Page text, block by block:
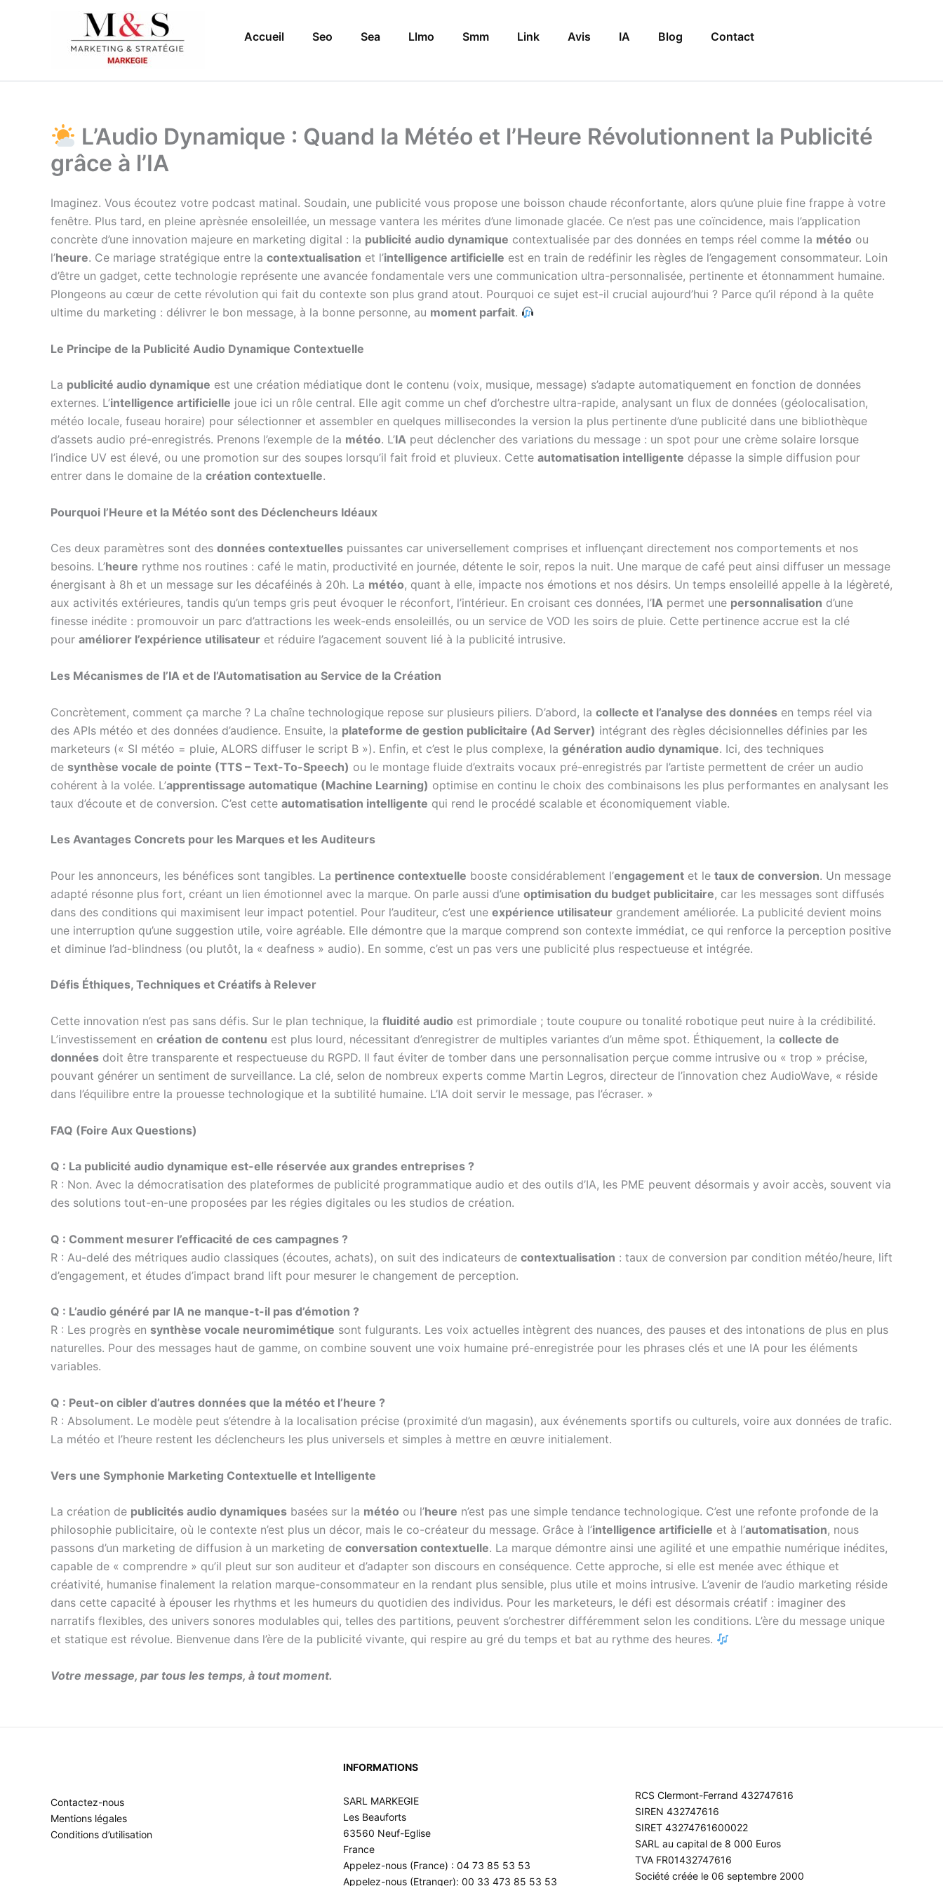
Accueil Seo Sea Llmo Smm Link Avis IA Blog Contact
L’Audio Dynamique : Quand la Météo et l’Heure Révolutionnent la Publicité
grâce à l’IA
Imaginez. Vous écoutez votre podcast matinal. Soudain, une publicité vous propose une boisson chaude réconfortante, alors qu’une pluie fine frappe à votre
fenêtre. Plus tard, en pleine aprèsnée ensoleillée, un message vantera les mérites d’une limonade glacée. Ce n’est pas une coïncidence, mais l’application
concrète d’une innovation majeure en marketing digital : la publicité audio dynamique contextualisée par des données en temps réel comme la météo ou
l’heure. Ce mariage stratégique entre la contextualisation et l’intelligence artificielle est en train de redéfinir les règles de l’engagement consommateur. Loin
d’être un gadget, cette technologie représente une avancée fondamentale vers une communication ultra-personnalisée, pertinente et étonnamment humaine.
Plongeons au cœur de cette révolution qui fait du contexte son plus grand atout. Pourquoi ce sujet est-il crucial aujourd’hui ? Parce qu’il répond à la quête
ultime du marketing : délivrer le bon message, à la bonne personne, au moment parfait.
Le Principe de la Publicité Audio Dynamique Contextuelle
La publicité audio dynamique est une création médiatique dont le contenu (voix, musique, message) s’adapte automatiquement en fonction de données
externes. L’intelligence artificielle joue ici un rôle central. Elle agit comme un chef d’orchestre ultra-rapide, analysant un flux de données (géolocalisation,
météo locale, fuseau horaire) pour sélectionner et assembler en quelques millisecondes la version la plus pertinente d’une publicité dans une bibliothèque
d’assets audio pré-enregistrés. Prenons l’exemple de la météo. L’IA peut déclencher des variations du message : un spot pour une crème solaire lorsque
l’indice UV est élevé, ou une promotion sur des soupes lorsqu’il fait froid et pluvieux. Cette automatisation intelligente dépasse la simple diffusion pour
entrer dans le domaine de la création contextuelle.
Pourquoi l’Heure et la Météo sont des Déclencheurs Idéaux
Ces deux paramètres sont des données contextuelles puissantes car universellement comprises et influençant directement nos comportements et nos
besoins. L’heure rythme nos routines : café le matin, productivité en journée, détente le soir, repos la nuit. Une marque de café peut ainsi diffuser un message
énergisant à 8h et un message sur les décaféinés à 20h. La météo, quant à elle, impacte nos émotions et nos désirs. Un temps ensoleillé appelle à la légèreté,
aux activités extérieures, tandis qu’un temps gris peut évoquer le réconfort, l’intérieur. En croisant ces données, l’IA permet une personnalisation d’une
finesse inédite : promouvoir un parc d’attractions les week-ends ensoleillés, ou un service de VOD les soirs de pluie. Cette pertinence accrue est la clé
pour améliorer l’expérience utilisateur et réduire l’agacement souvent lié à la publicité intrusive.
Les Mécanismes de l’IA et de l’Automatisation au Service de la Création
Concrètement, comment ça marche ? La chaîne technologique repose sur plusieurs piliers. D’abord, la collecte et l’analyse des données en temps réel via
des APIs météo et des données d’audience. Ensuite, la plateforme de gestion publicitaire (Ad Server) intégrant des règles décisionnelles définies par les
marketeurs (« SI météo = pluie, ALORS diffuser le script B »). Enfin, et c’est le plus complexe, la génération audio dynamique. Ici, des techniques
de synthèse vocale de pointe (TTS – Text-To-Speech) ou le montage fluide d’extraits vocaux pré-enregistrés par l’artiste permettent de créer un audio
cohérent à la volée. L’apprentissage automatique (Machine Learning) optimise en continu le choix des combinaisons les plus performantes en analysant les
taux d’écoute et de conversion. C’est cette automatisation intelligente qui rend le procédé scalable et économiquement viable.
Les Avantages Concrets pour les Marques et les Auditeurs
Pour les annonceurs, les bénéfices sont tangibles. La pertinence contextuelle booste considérablement l’engagement et le taux de conversion. Un message
adapté résonne plus fort, créant un lien émotionnel avec la marque. On parle aussi d’une optimisation du budget publicitaire, car les messages sont diffusés
dans des conditions qui maximisent leur impact potentiel. Pour l’auditeur, c’est une expérience utilisateur grandement améliorée. La publicité devient moins
une interruption qu’une suggestion utile, voire agréable. Elle démontre que la marque comprend son contexte immédiat, ce qui renforce la perception positive
et diminue l’ad-blindness (ou plutôt, la « deafness » audio). En somme, c’est un pas vers une publicité plus respectueuse et intégrée.
Défis Éthiques, Techniques et Créatifs à Relever
Cette innovation n’est pas sans défis. Sur le plan technique, la fluidité audio est primordiale ; toute coupure ou tonalité robotique peut nuire à la crédibilité.
L’investissement en création de contenu est plus lourd, nécessitant d’enregistrer de multiples variantes d’un même spot. Éthiquement, la collecte de
données doit être transparente et respectueuse du RGPD. Il faut éviter de tomber dans une personnalisation perçue comme intrusive ou « trop » précise,
pouvant générer un sentiment de surveillance. La clé, selon de nombreux experts comme Martin Legros, directeur de l’innovation chez AudioWave, « réside
dans l’équilibre entre la prouesse technologique et la subtilité humaine. L’IA doit servir le message, pas l’écraser. »
FAQ (Foire Aux Questions)
Q : La publicité audio dynamique est-elle réservée aux grandes entreprises ?
R : Non. Avec la démocratisation des plateformes de publicité programmatique audio et des outils d’IA, les PME peuvent désormais y avoir accès, souvent via
des solutions tout-en-une proposées par les régies digitales ou les studios de création.
Q : Comment mesurer l’efficacité de ces campagnes ?
R : Au-delé des métriques audio classiques (écoutes, achats), on suit des indicateurs de contextualisation : taux de conversion par condition météo/heure, lift
d’engagement, et études d’impact brand lift pour mesurer le changement de perception.
Q : L’audio généré par IA ne manque-t-il pas d’émotion ?
R : Les progrès en synthèse vocale neuromimétique sont fulgurants. Les voix actuelles intègrent des nuances, des pauses et des intonations de plus en plus
naturelles. Pour des messages haut de gamme, on combine souvent une voix humaine pré-enregistrée pour les phrases clés et une IA pour les éléments
variables.
Q : Peut-on cibler d’autres données que la météo et l’heure ?
R : Absolument. Le modèle peut s’étendre à la localisation précise (proximité d’un magasin), aux événements sportifs ou culturels, voire aux données de trafic.
La météo et l’heure restent les déclencheurs les plus universels et simples à mettre en œuvre initialement.
Vers une Symphonie Marketing Contextuelle et Intelligente
La création de publicités audio dynamiques basées sur la météo ou l’heure n’est pas une simple tendance technologique. C’est une refonte profonde de la
philosophie publicitaire, où le contexte n’est plus un décor, mais le co-créateur du message. Grâce à l’intelligence artificielle et à l’automatisation, nous
passons d’un marketing de diffusion à un marketing de conversation contextuelle. La marque démontre ainsi une agilité et une empathie numérique inédites,
capable de « comprendre » qu’il pleut sur son auditeur et d’adapter son discours en conséquence. Cette approche, si elle est menée avec éthique et
créativité, humanise finalement la relation marque-consommateur en la rendant plus sensible, plus utile et moins intrusive. L’avenir de l’audio marketing réside
dans cette capacité à épouser les rhythms et les humeurs du quotidien des individus. Pour les marketeurs, le défi est désormais créatif : imaginer des
narratifs flexibles, des univers sonores modulables qui, telles des partitions, peuvent s’orchestrer différemment selon les conditions. L’ère du message unique
et statique est révolue. Bienvenue dans l’ère de la publicité vivante, qui respire au gré du temps et bat au rythme des heures.
Votre message, par tous les temps, à tout moment.
Contactez-nous
Mentions légales
Conditions d’utilisation
INFORMATIONS
SARL MARKEGIE
Les Beauforts
63560 Neuf-Eglise
France
Appelez-nous (France) : 04 73 85 53 53
Appelez-nous (Etranger): 00 33 473 85 53 53
RCS Clermont-Ferrand 432747616
SIREN 432747616
SIRET 43274761600022
SARL au capital de 8 000 Euros
TVA FR01432747616
Société créée le 06 septembre 2000